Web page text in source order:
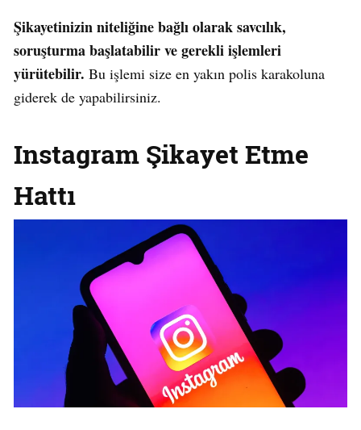
Şikayetinizin niteliğine bağlı olarak savcılık,
soruşturma başlatabilir ve gerekli işlemleri
yürütebilir. Bu işlemi size en yakın polis karakoluna
giderek de yapabilirsiniz.
Instagram ŞikayetEtme
Hattı